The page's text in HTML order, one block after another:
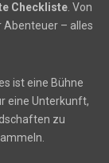
Checkliste . Von
Abenteuer – alles
ist eine Bühne
eine Unterkunft,
zu